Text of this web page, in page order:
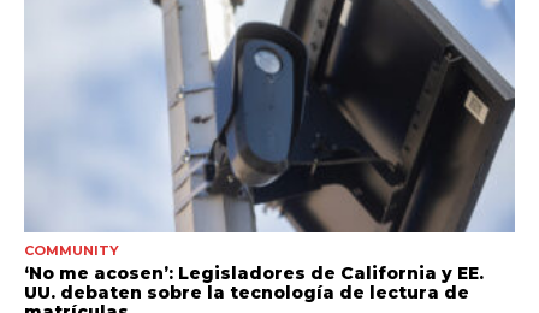
COMMUNITY
‘No me acosen’: Legisladores de California y EE.
UU. debaten sobre la tecnología de lectura de